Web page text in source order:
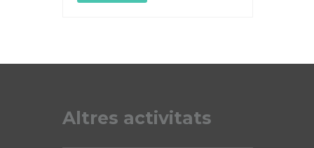
Altres activitats